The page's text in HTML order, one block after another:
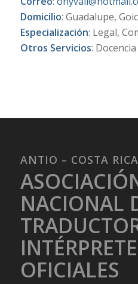
Domicilio: Guadalupe,
Especialización: Legal,
Otros Servicios: Docencia
ANTIO – COSTA RICA
NACIONAL
OFICIALES